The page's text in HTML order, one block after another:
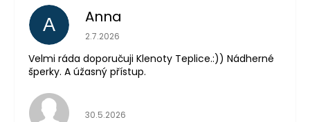
A Anna
Hodnocení obchodu je 5 z 5 hvězdiček.
2.7.2026
Velmi ráda doporučuji Klenoty Teplice.:)) Nádherné
šperky. A úžasný přístup.
Hodnocení obchodu je 5 z 5 hvězdiček.
30.5.2026